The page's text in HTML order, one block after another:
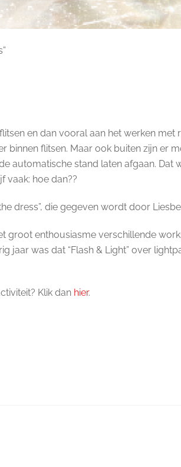
en dan vooral aan het werken
binnen flitsen. Maar ook buiten zijn er
automatische stand laten afgaan. Dat
vaak: hoe dan??
dress”, die gegeven wordt door
groot enthousiasme verschillende
jaar was dat “Flash & Light” over
Klik dan hier.